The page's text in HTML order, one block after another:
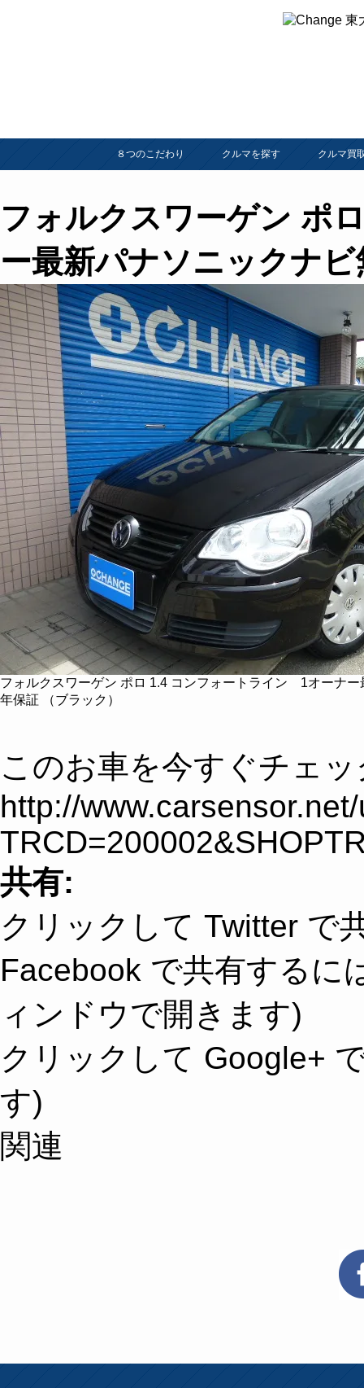
８つのこだわり クルマを探す クルマ買
フォルクスワーゲン ポ
ー最新パナソニックナ
フォルクスワーゲン ポロ 1.4 コンフォートライン 1オーナー
年保証 （ブラック）
このお車を今すぐチェ
http://
共有:
クリックして Twitter で
Facebook で共有するに
ィンドウで開きます)
クリックして Google+
す)
関連